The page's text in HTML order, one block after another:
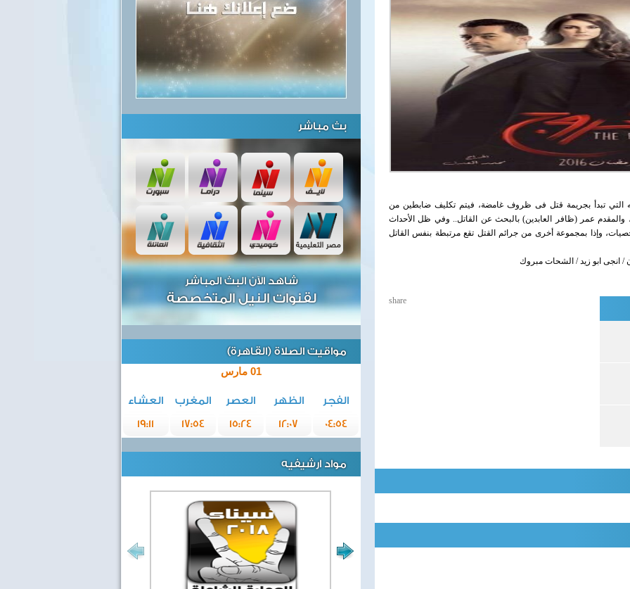
تبدأ بجريمة قتل فى ظروف غامضة، فيتم تكليف ضابطين من
والمقدم عمر (ظافر العابدين) بالبحث عن القاتل.. وفي ظل الأحداث
وإذا بمجموعة أخرى من جرائم القتل تقع مرتبطة بنفس القاتل
/ انجى ابو زيد / الشحات مبروك
share
بث مباشر
شاهد الآن البث المباشر
لقنوات النيل المتخصصة
مواقيت الصلاة (القاهرة)
01 مارس
الفجر الظهر العصر المغرب
العشاء
04:54
12:07
15:24
17:54
19:11
مواد ارشيفيه